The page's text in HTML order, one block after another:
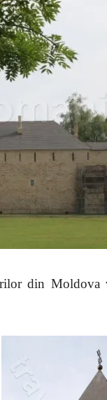
din Moldova